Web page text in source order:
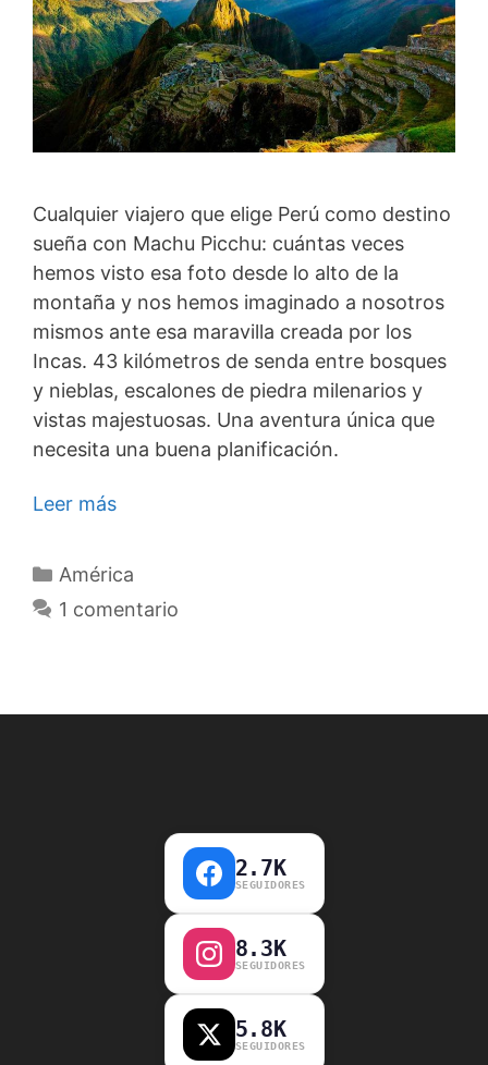
Cualquier viajero que elige Perú como destino
sueña con Machu Picchu: cuántas veces
hemos visto esa foto desde lo alto de la
montaña y nos hemos imaginado a nosotros
mismos ante esa maravilla creada por los
Incas. 43 kilómetros de senda entre bosques
y nieblas, escalones de piedra milenarios y
vistas majestuosas. Una aventura única que
necesita una buena planificación.
Leer más
Categorías
América
1 comentario
2.7K
SEGUIDORES
8.3K
SEGUIDORES
5.8K
SEGUIDORES